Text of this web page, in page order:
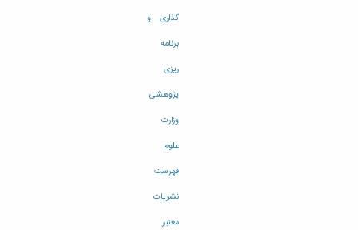
گذاری و
برنامه
ریزی
پژوهشی
وزارت
علوم
فهرست
نشریات
معتبر